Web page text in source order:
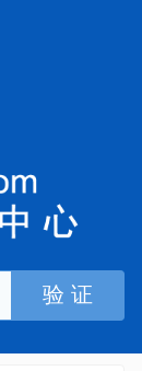
验 证